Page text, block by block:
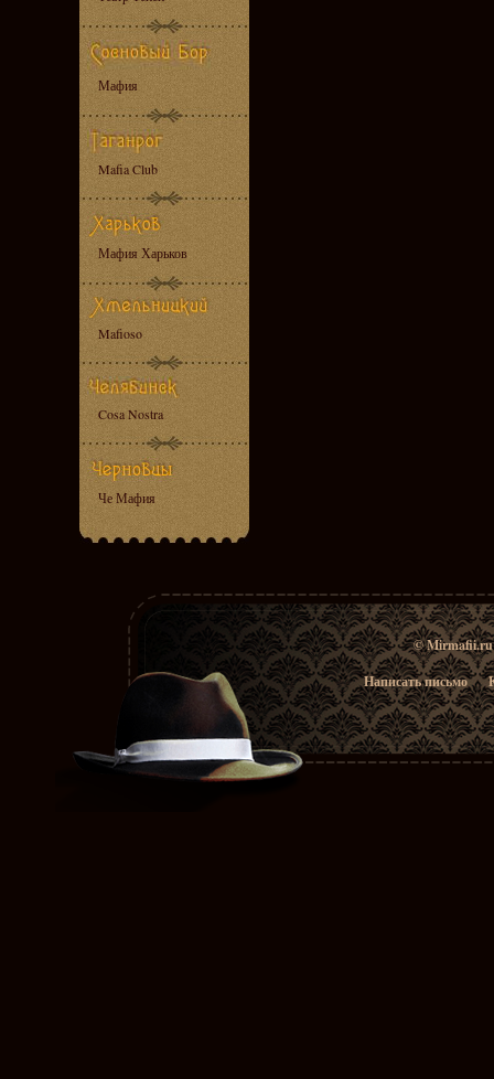
Мафия
Mafia Club
Мафия Харьков
Mafioso
Cosa Nostra
Че Мафия
© Mirmafii.ru
Написать письмо